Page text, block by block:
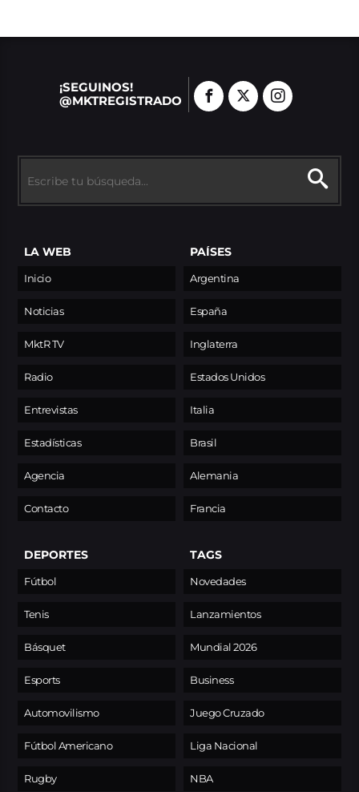
¡SEGUINOS!
@MKTREGISTRADO
LA WEB
Inicio
Noticias
MktR TV
Radio
Entrevistas
Estadísticas
Agencia
Contacto
PAÍSES
Argentina
España
Inglaterra
Estados Unidos
Italia
Brasil
Alemania
Francia
DEPORTES
Fútbol
Tenis
Básquet
Esports
Automovilismo
Fútbol Americano
Rugby
TAGS
Novedades
Lanzamientos
Mundial 2026
Business
Juego Cruzado
Liga Nacional
NBA